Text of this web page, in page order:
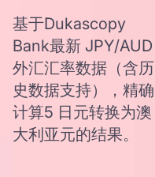
基于Dukascopy
Bank最新 JPY/AUD
外汇汇率数据（含历
史数据支持），精确
计算5 日元转换为澳
大利亚元的结果。